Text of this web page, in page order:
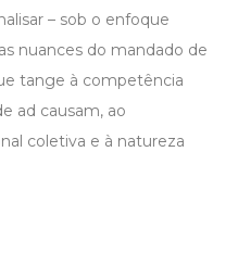
– sob o enfoque
nuances do mandado de
tange à competência
ad causam, ao
coletiva e à natureza